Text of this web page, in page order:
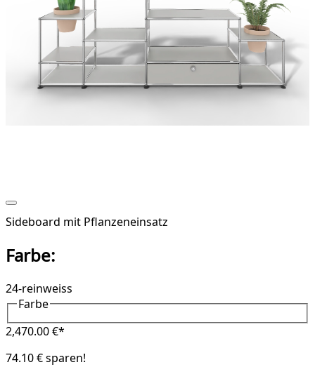
Sideboard mit Pflanzeneinsatz
Farbe:
24-reinweiss
Farbe
2,470.00 €*
74.10 € sparen!